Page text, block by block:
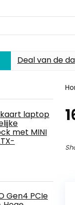
Deal van de
laptop
met MINI
Gen4 PCIe